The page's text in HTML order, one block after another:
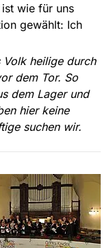
wie für uns
gewählt: Ich
Volk heilige durch
dem Tor. So
dem Lager und
hier keine
suchen wir.